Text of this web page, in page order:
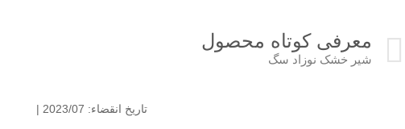
معرفی کوتاه محصول
شیر خشک نوزاد سگ
تاریخ انقضاء: 2023/07 |